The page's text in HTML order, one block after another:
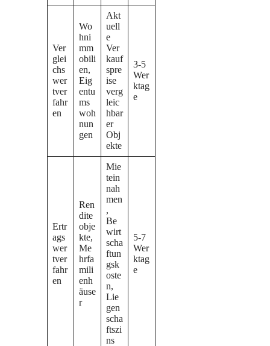
Ver
glei
chs
wer
tver
fahr
en
Wo
hni
mm
obili
en,
Eig
entu
ms
woh
nun
gen
Akt
uell
e
Ver
kauf
spre
ise
verg
leic
hbar
er
Obj
ekte
3-5
Wer
ktag
e
Ertr
ags
wer
tver
fahr
en
Ren
dite
obje
kte,
Me
hrfa
mili
enh
äuse
r
Mie
tein
nah
men
,
Be
wirt
scha
ftun
gsk
oste
n,
Lie
gen
scha
ftszi
ns
5-7
Wer
ktag
e